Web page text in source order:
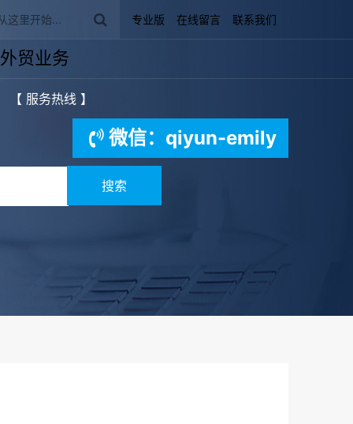
专业版 在线留言 联系我们
外贸业务
【 服务热线 】
微信：qiyun-emily
搜索